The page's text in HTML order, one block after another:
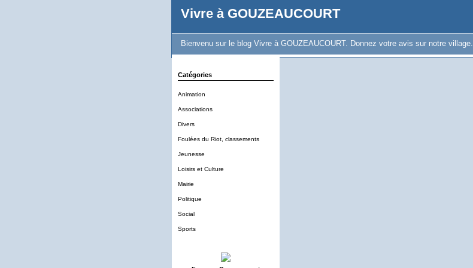
Vivre à GOUZEAUCOURT
Bienvenu sur le blog Vivre à GOUZEAUCOURT. Donnez votre avis sur notre village.
Catégories
Animation
Associations
Divers
Foulées du Riot, classements
Jeunesse
Loisirs et Culture
Mairie
Politique
Social
Sports